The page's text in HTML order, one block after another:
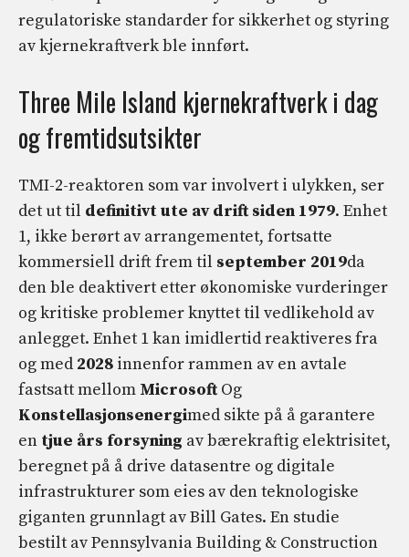
regulatoriske standarder for sikkerhet og styring
av kjernekraftverk ble innført.
Three Mile Island kjernekraftverk i dag
og fremtidsutsikter
TMI-2-reaktoren som var involvert i ulykken, ser
det ut til definitivtute av drift siden 1979. Enhet
1, ikke berørt av arrangementet, fortsatte
kommersiell drift frem til september 2019da
den ble deaktivert etter økonomiske vurderinger
og kritiske problemer knyttet til vedlikehold av
anlegget. Enhet 1 kan imidlertid reaktiveres fra
og med 2028 innenfor rammen av en avtale
fastsatt mellom MicrosoftOg
Konstellasjonsenergimed sikte på å garantere
en tjue års forsyning av bærekraftig elektrisitet,
beregnet på å drive datasentre og digitale
infrastrukturer som eies av den teknologiske
giganten grunnlagt av Bill Gates. En studie
bestilt av Pennsylvania Building & Construction